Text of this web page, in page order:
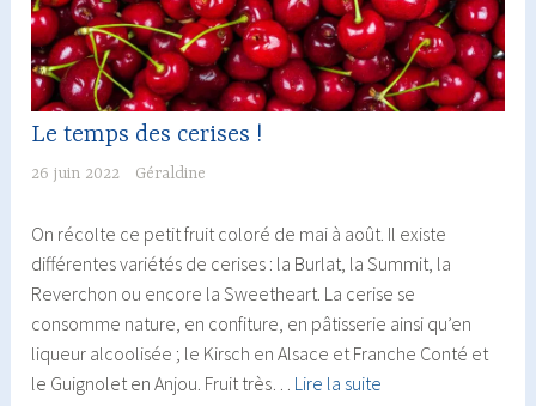
Le temps des cerises !
26 juin 2022 Géraldine
On récolte ce petit fruit coloré de mai à août. Il existe
différentes variétés de cerises : la Burlat, la Summit, la
Reverchon ou encore la Sweetheart. La cerise se
consomme nature, en confiture, en pâtisserie ainsi qu’en
liqueur alcoolisée ; le Kirsch en Alsace et Franche Conté et
le Guignolet en Anjou. Fruit très… Lire la suite